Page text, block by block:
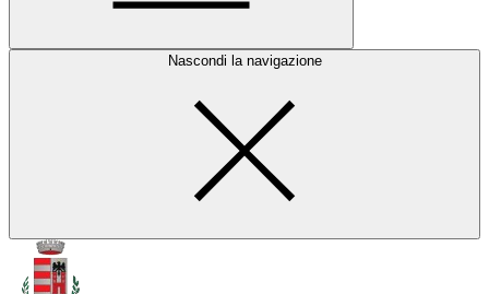
Nascondi la navigazione